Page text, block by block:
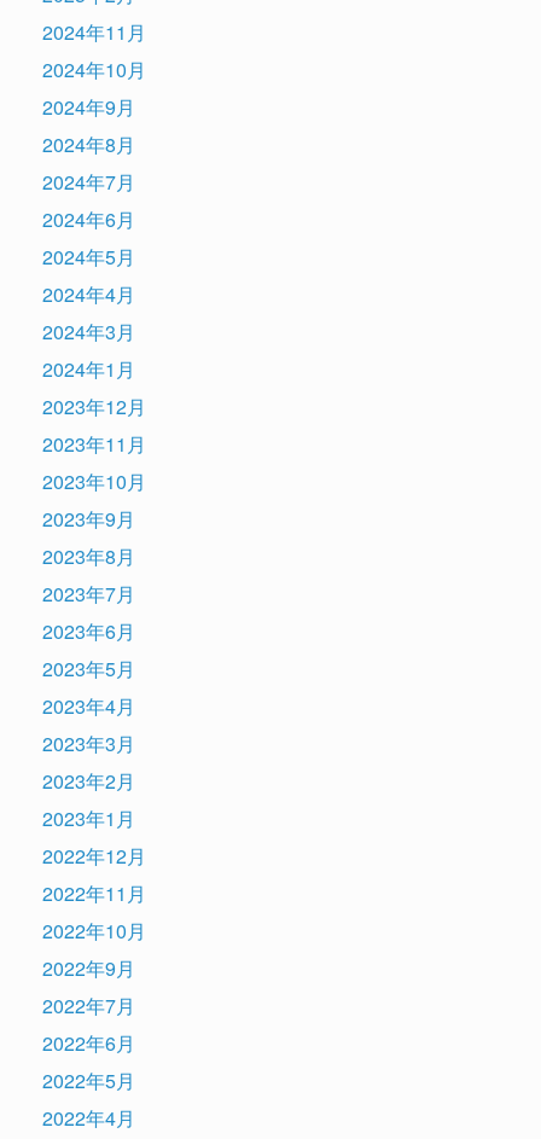
2024年11月
2024年10月
2024年9月
2024年8月
2024年7月
2024年6月
2024年5月
2024年4月
2024年3月
2024年1月
2023年12月
2023年11月
2023年10月
2023年9月
2023年8月
2023年7月
2023年6月
2023年5月
2023年4月
2023年3月
2023年2月
2023年1月
2022年12月
2022年11月
2022年10月
2022年9月
2022年7月
2022年6月
2022年5月
2022年4月